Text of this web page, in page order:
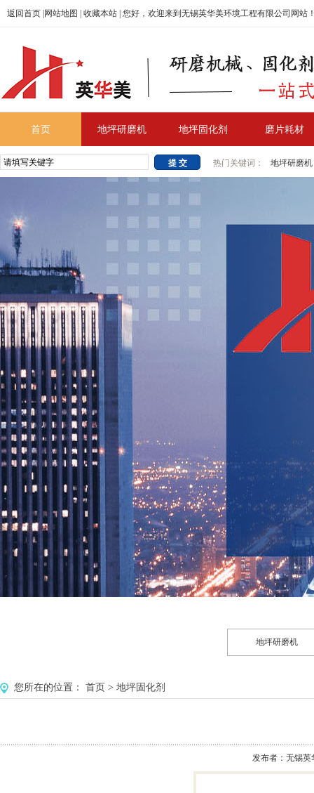
返回首页 网站地图 收藏本站 | 您好，欢迎来到无锡英华美环境工程有限公司网站
首页 地坪研磨机 地坪固化剂 磨片耗材
热门关键词： 地坪研磨机
地坪研磨机
您所在的位置： 首页 > 地坪固化剂
发布者：无锡英